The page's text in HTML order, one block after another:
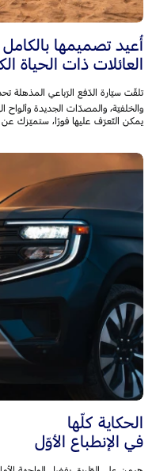
أُعيد تصميمها بالكامل
العائلات ذات الحياة
تلقّت سيّارة الدّفع الرّباعي المذهلة
والخلفيّة، والمصدّات الجديدة
يمكن التّعرّف عليها فورًا، ستميّزك
الحكاية كلّها
في الإنطباع الأوّل